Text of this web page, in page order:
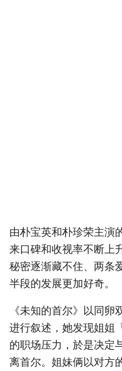
由朴宝英和朴珍荣主演
来口碑和收视率不断上
秘密逐渐藏不住、两条
半段的发展更加好奇。
《未知的首尔》以同卵
进行叙述，她发现姐姐
的职场压力，於是决定
离首尔。姐妹俩以对方